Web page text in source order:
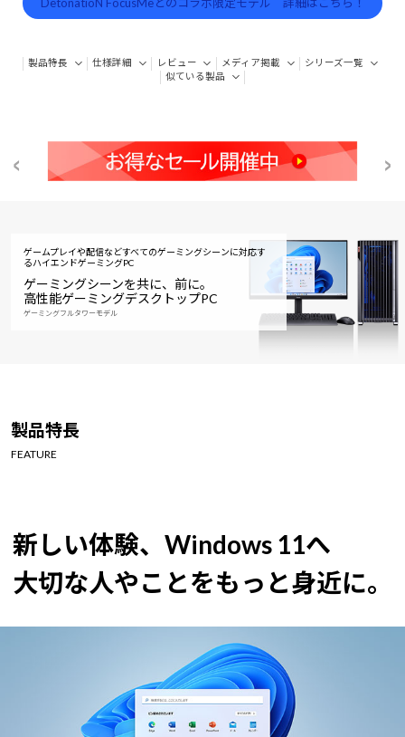
製品特長 仕様詳細 レビュー メディア掲載
シリーズ一覧
似ている製品
ゲームプレイや配信などすべてのゲーミングシーンに対応す
るハイエンドゲーミングPC
ゲーミングシーンを共に、前に。
高性能ゲーミングデスクトップPC
ゲーミングフルタワーモデル
製品特長
FEATURE
新しい体験、Windows 11へ
大切な人やことをもっと身近に。